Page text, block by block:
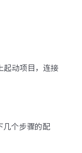
起动项目，连接
几个步骤的配